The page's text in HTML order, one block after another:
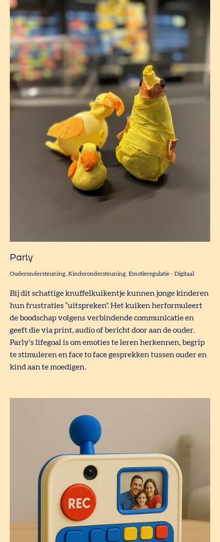
Parly
Ouderondersteuning Kinderondersteuning Emotieregulatie - Digitaal
Bij dit schattige knuffelkuikentje kunnen jonge kinderen
hun frustraties “uitspreken". Het kuiken herformuleert
de boodschap volgens verbindende communicatie en
geeft die via print, audio of bericht door aan de ouder.
Parly's lifegoal is om emoties te leren herkennen, begrip
te stimuleren en face to face gesprekken tussen ouder en
kind aan te moedigen.